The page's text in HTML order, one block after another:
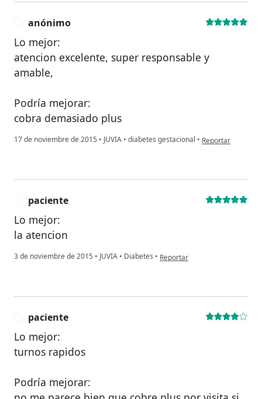
anónimo
Lo mejor:
atencion excelente, super responsable y
amable,
Podría mejorar:
cobra demasiado plus
17 de noviembre de 2015 • JUVIA • diabetes gestacional • en opinión del
Reportar
paciente
Lo mejor:
la atencion
3 de noviembre de 2015 • JUVIA • Diabetes • en opinión del usuario paciente
Reportar
paciente
Lo mejor:
turnos rapidos
Podría mejorar: